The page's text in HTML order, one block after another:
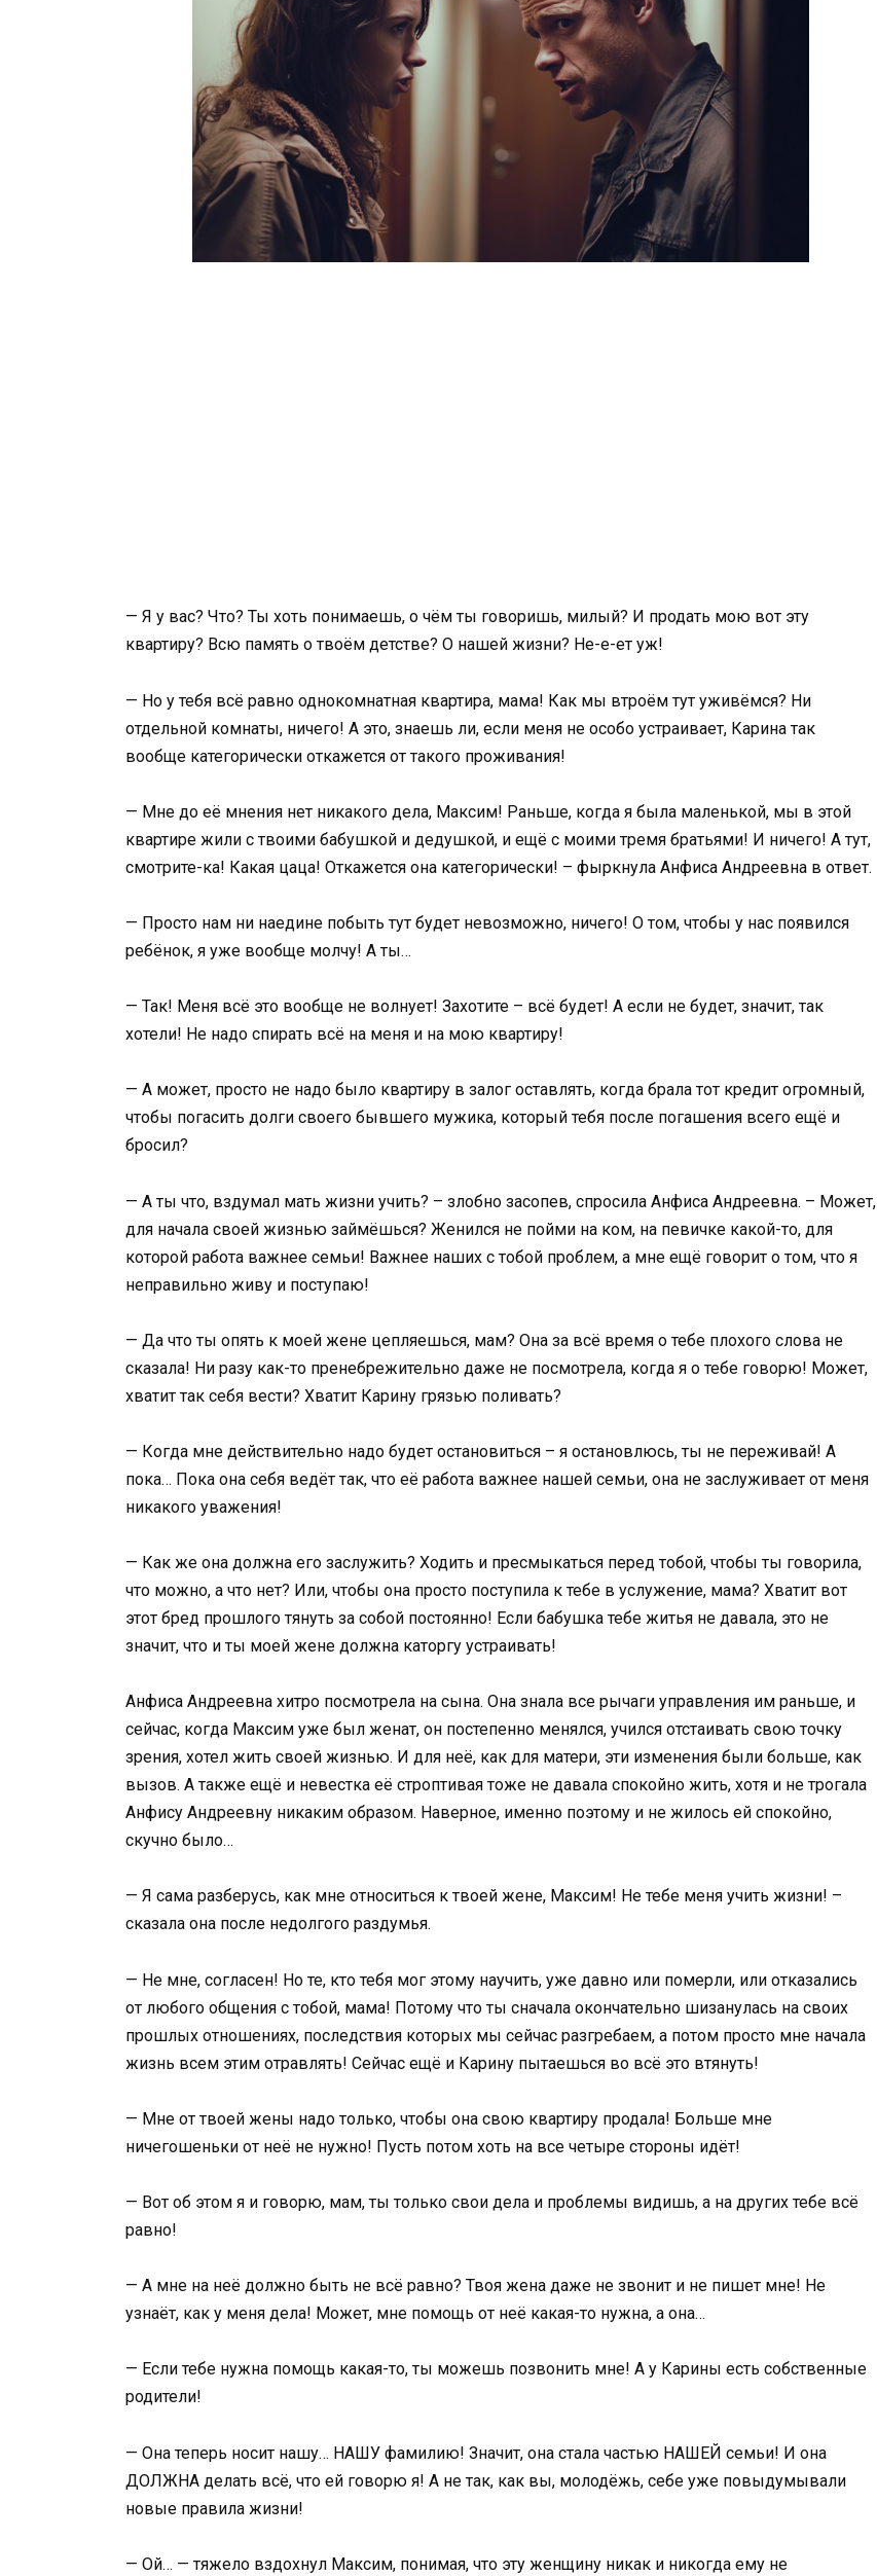
— Я у вас? Что? Ты хоть понимаешь, о чём ты говоришь, милый? И продать мою вот эту
квартиру? Всю память о твоём детстве? О нашей жизни? Не-е-ет уж!
— Но у тебя всё равно однокомнатная квартира, мама! Как мы втроём тут уживёмся? Ни
отдельной комнаты, ничего! А это, знаешь ли, если меня не особо устраивает, Карина так
вообще категорически откажется от такого проживания!
— Мне до её мнения нет никакого дела, Максим! Раньше, когда я была маленькой, мы в этой
квартире жили с твоими бабушкой и дедушкой, и ещё с моими тремя братьями! И ничего! А тут,
смотрите-ка! Какая цаца! Откажется она категорически! – фыркнула Анфиса Андреевна в ответ.
— Просто нам ни наедине побыть тут будет невозможно, ничего! О том, чтобы у нас появился
ребёнок, я уже вообще молчу! А ты…
— Так! Меня всё это вообще не волнует! Захотите – всё будет! А если не будет, значит, так
хотели! Не надо спирать всё на меня и на мою квартиру!
— А может, просто не надо было квартиру в залог оставлять, когда брала тот кредит огромный,
чтобы погасить долги своего бывшего мужика, который тебя после погашения всего ещё и
бросил?
— А ты что, вздумал мать жизни учить? – злобно засопев, спросила Анфиса Андреевна. – Может,
для начала своей жизнью займёшься? Женился не пойми на ком, на певичке какой-то, для
которой работа важнее семьи! Важнее наших с тобой проблем, а мне ещё говорит о том, что я
неправильно живу и поступаю!
— Да что ты опять к моей жене цепляешься, мам? Она за всё время о тебе плохого слова не
сказала! Ни разу как-то пренебрежительно даже не посмотрела, когда я о тебе говорю! Может,
хватит так себя вести? Хватит Карину грязью поливать?
— Когда мне действительно надо будет остановиться – я остановлюсь, ты не переживай! А
пока… Пока она себя ведёт так, что её работа важнее нашей семьи, она не заслуживает от меня
никакого уважения!
— Как же она должна его заслужить? Ходить и пресмыкаться перед тобой, чтобы ты говорила,
что можно, а что нет? Или, чтобы она просто поступила к тебе в услужение, мама? Хватит вот
этот бред прошлого тянуть за собой постоянно! Если бабушка тебе житья не давала, это не
значит, что и ты моей жене должна каторгу устраивать!
Анфиса Андреевна хитро посмотрела на сына. Она знала все рычаги управления им раньше, и
сейчас, когда Максим уже был женат, он постепенно менялся, учился отстаивать свою точку
зрения, хотел жить своей жизнью. И для неё, как для матери, эти изменения были больше, как
вызов. А также ещё и невестка её строптивая тоже не давала спокойно жить, хотя и не трогала
Анфису Андреевну никаким образом. Наверное, именно поэтому и не жилось ей спокойно,
скучно было…
— Я сама разберусь, как мне относиться к твоей жене, Максим! Не тебе меня учить жизни! –
сказала она после недолгого раздумья.
— Не мне, согласен! Но те, кто тебя мог этому научить, уже давно или померли, или отказались
от любого общения с тобой, мама! Потому что ты сначала окончательно шизанулась на своих
прошлых отношениях, последствия которых мы сейчас разгребаем, а потом просто мне начала
жизнь всем этим отравлять! Сейчас ещё и Карину пытаешься во всё это втянуть!
— Мне от твоей жены надо только, чтобы она свою квартиру продала! Больше мне
ничегошеньки от неё не нужно! Пусть потом хоть на все четыре стороны идёт!
— Вот об этом я и говорю, мам, ты только свои дела и проблемы видишь, а на других тебе всё
равно!
— А мне на неё должно быть не всё равно? Твоя жена даже не звонит и не пишет мне! Не
узнаёт, как у меня дела! Может, мне помощь от неё какая-то нужна, а она…
— Если тебе нужна помощь какая-то, ты можешь позвонить мне! А у Карины есть собственные
родители!
— Она теперь носит нашу… НАШУ фамилию! Значит, она стала частью НАШЕЙ семьи! И она
ДОЛЖНА делать всё, что ей говорю я! А не так, как вы, молодёжь, себе уже повыдумывали
новые правила жизни!
— Ой… — тяжело вздохнул Максим, понимая, что эту женщину никак и никогда ему не